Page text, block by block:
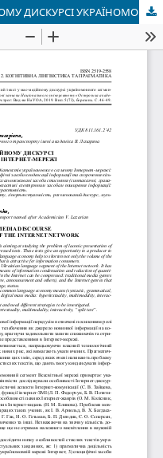
СТИСЛИЙ ТЕКСТ У МАС-МЕДІЙНОМУ ДИСКУРСІ УКРАЇНОМОВНОГО СЕГМЕНТУ ІНТЕРНЕТ-МЕРЕЖІ